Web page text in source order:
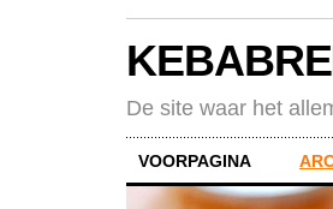
De site waar het
VOORPAGINA